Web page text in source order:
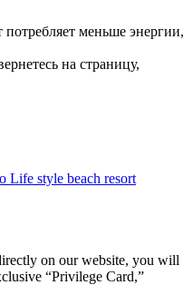
потребляет меньше энергии,
на страницу,
Life style beach resort
on our website, you will
“Privilege Card,”